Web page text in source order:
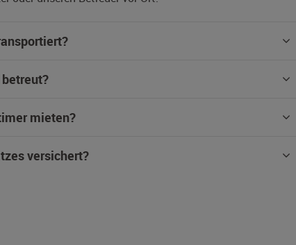
mieten?
versichert?